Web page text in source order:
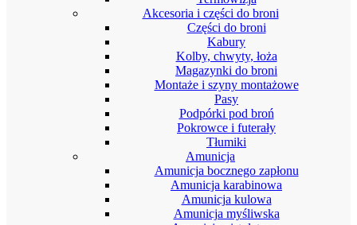
Akcesoria i części do broni
Części do broni
Kabury
Kolby, chwyty, łoża
Magazynki do broni
Montaże i szyny montażowe
Pasy
Podpórki pod broń
Pokrowce i futerały
Tłumiki
Amunicja
Amunicja bocznego zapłonu
Amunicja karabinowa
Amunicja kulowa
Amunicja myśliwska